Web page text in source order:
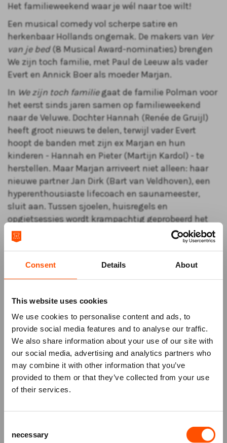
Consent Details About
This website uses cookies
We use cookies to personalise content and ads, to
provide social media features and to analyse our traffic.
We also share information about your use of our site with
our social media, advertising and analytics partners who
may combine it with other information that you’ve
provided to them or that they’ve collected from your use
of their services.
Selection
necessary
Het familieweekend waar je wél naar toe wilt!
Een musical comedy vol scherpe satire en
herkenbaar Hollands ongemak. De makers van Ver
van je bed(8 Musical Award-nominaties) brengen
We zijn toch familie, met Paul de Leeuw als vader
Evert en Annick Boer als moeder Marjan.
In We zijn toch familiegaat de familie Polman voor
het eerst sinds jaren samen op familieweekend
naar de Veluwe. Dochter Hannah (Renée de Gruijl)
heeft groot nieuws te delen, terwijl vader Evert
hoopt de banden met zijn ex Marjan en hun
kinderen - Hannah en Pieter (Martijn Kardol) - te
herstellen. Maar Marjan arriveert niet alleen: haar
nieuwe partner Jan Dirk (Bart van Veldhoven), een
hyperenthousiaste lifecoach en saunameester,
sluit aan. Tussen sjoelen, huisregels en
opgietsessies wordt krampachtig geprobeerd het
gezellig te houden. Hoe lang lukt dat nog, als oude
patronen en onuitgesproken waarheden zich
je liever niet hardop zegt.
€ 10,00 korting voor Vrienden
AlsVriendvan het ATLAS Theater ontvang je € 10,00
korting op deze voorstelling. De korting wordt
automatisch verrekend als je bent ingelogd.
Mis niks
en speciale aanbiedingen!